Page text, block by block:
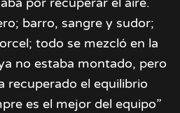
barro, sangre y sudor;
todo se mezcló en la
no estaba montado, pero
recuperado el equilibrio
es el mejor del equipo”